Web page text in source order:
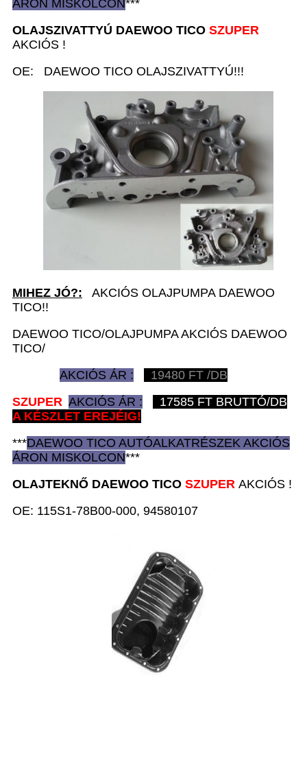
ÁRON MISKOLCON***
OLAJSZIVATTYÚ DAEWOO TICO SZUPER
AKCIÓS !
OE: DAEWOO TICO OLAJSZIVATTYÚ!!!
MIHEZ JÓ?: AKCIÓS OLAJPUMPA DAEWOO
TICO!!
DAEWOO TICO/OLAJPUMPA AKCIÓS DAEWOO
TICO/
AKCIÓS ÁR :
19480 FT /DB
SZUPER AKCIÓS ÁR : 17585 FT BRUTTÓ/DB
A KÉSZLET EREJÉIG!
***DAEWOO TICO AUTÓALKATRÉSZEK AKCIÓS
ÁRON MISKOLCON***
OLAJTEKNŐ DAEWOO TICO SZUPER AKCIÓS !
OE: 115S1-78B00-000, 94580107